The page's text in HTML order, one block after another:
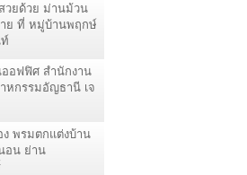
วยด้วย ม่านม้วน
าย ที่ หมู่บ้านพฤกษ์
อฟฟิศ สำนักงาน
หกรรมอัญธานี เจ
พรมตกแต่งบ้าน
อน ย่าน